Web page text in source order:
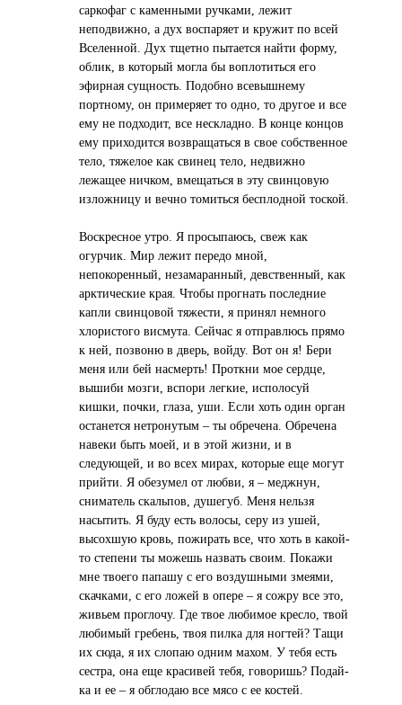
саркофаг с каменными ручками, лежит
неподвижно, а дух воспаряет и кружит по всей
Вселенной. Дух тщетно пытается найти форму,
облик, в который могла бы воплотиться его
эфирная сущность. Подобно всевышнему
портному, он примеряет то одно, то другое и все
ему не подходит, все нескладно. В конце концов
ему приходится возвращаться в свое собственное
тело, тяжелое как свинец тело, недвижно
лежащее ничком, вмещаться в эту свинцовую
изложницу и вечно томиться бесплодной тоской.
Воскресное утро. Я просыпаюсь, свеж как
огурчик. Мир лежит передо мной,
непокоренный, незамаранный, девственный, как
арктические края. Чтобы прогнать последние
капли свинцовой тяжести, я принял немного
хлористого висмута. Сейчас я отправлюсь прямо
к ней, позвоню в дверь, войду. Вот он я! Бери
меня или бей насмерть! Проткни мое сердце,
вышиби мозги, вспори легкие, исполосуй
кишки, почки, глаза, уши. Если хоть один орган
останется нетронутым – ты обречена. Обречена
навеки быть моей, и в этой жизни, и в
следующей, и во всех мирах, которые еще могут
прийти. Я обезумел от любви, я – меджнун,
сниматель скальпов, душегуб. Меня нельзя
насытить. Я буду есть волосы, серу из ушей,
высохшую кровь, пожирать все, что хоть в какой-
то степени ты можешь назвать своим. Покажи
мне твоего папашу с его воздушными змеями,
скачками, с его ложей в опере – я сожру все это,
живьем проглочу. Где твое любимое кресло, твой
любимый гребень, твоя пилка для ногтей? Тащи
их сюда, я их слопаю одним махом. У тебя есть
сестра, она еще красивей тебя, говоришь? Подай-
ка и ее – я обглодаю все мясо с ее костей.